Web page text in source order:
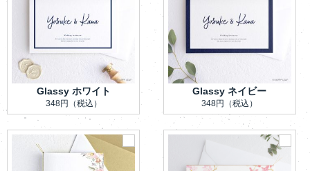
Glassy ホワイト
348円 （税込）
Glassy ネイビー
348円 （税込）